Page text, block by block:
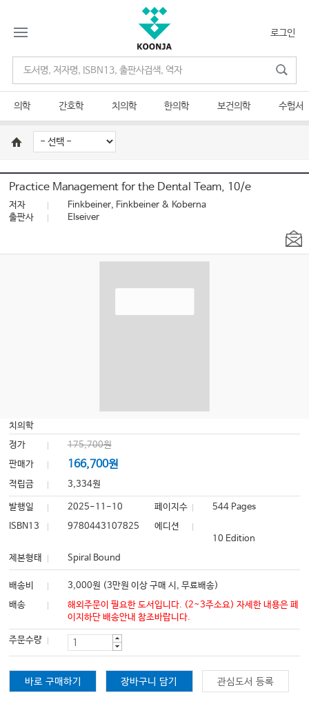
로그인
의학 간호학 치의학 한의학 보건의학 수험서
Practice Management for the Dental Team, 10/e
저자
Finkbeiner, Finkbeiner & Koberna
출판사
Elseiver
치의학
정가
175,700원
판매가
166,700원
적립금 3,334원
발행일 2025-11-10 페이지수
544 Pages
ISBN13
9780443107825
에디션
10 Edition
제본형태
Spiral Bound
배송비
3,000원 (3만원 이상 구매 시, 무료배송)
배송
해외주문이 필요한 도서입니다. (2~3주소요) 자세한 내용은 페
이지하단 배송안내 참조바랍니다.
주문수량
바로 구매하기 장바구니 담기 관심도서 등록